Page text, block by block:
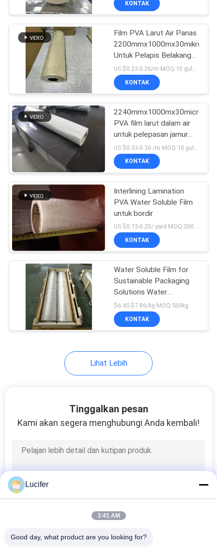
KONTAK
Film PVA Larut Air Panas
2200mmx1000mx30mikron
Untuk Pelapis Belakang
Marmer Buatan
KONTAK
2240mmx1000mx30micron
PVA film larut dalam air
untuk pelepasan jamur
marmer buatan-CLLZY
film pelindung
KONTAK
Interlining Lamination
PVA Water Soluble Film
untuk bordir
US $0.15-0.20/ yard MOQ:200 gulungan
KONTAK
Water Soluble Film for
Sustainable Packaging
Solutions Water
Solubility≤10min
Temperature Resistance
170C-180C
$6.45-$7.86/kg MOQ:500kg
KONTAK
Lihat Lebih
Tinggalkan pesan
Kami akan segera menghubungi Anda kembali!
Lucifer
3:41 AM
Good day, what product are you looking for?